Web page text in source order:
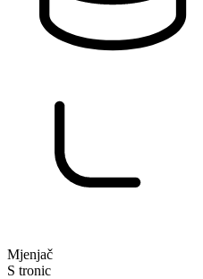
Mjenjač
S tronic